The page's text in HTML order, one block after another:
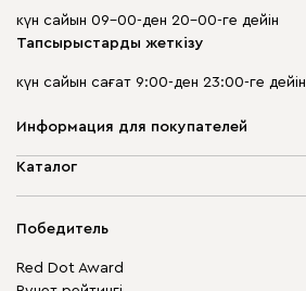
күн сайын 09-00-ден 20-00-ге дейін
Тапсырыстарды жеткізу
күн сайын сағат 9:00-ден 23:00-ге дейін
Информация для покупателей
Компания туралы
Кепілдік
Бизнес үшін
Каталог
Шкаф жиһазы
Модульдік жиһаз
Победитель
Red Dot Award